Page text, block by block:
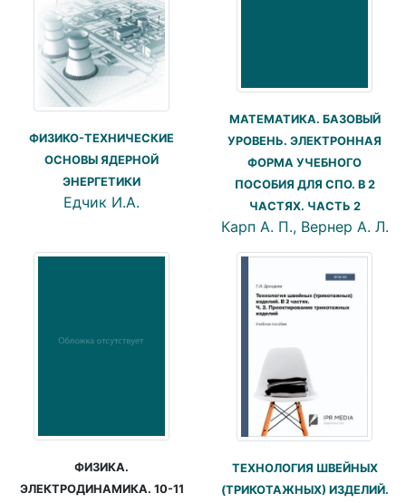
ФИЗИКО-ТЕХНИЧЕСКИЕ
ОСНОВЫ ЯДЕРНОЙ
ЭНЕРГЕТИКИ
Едчик И.А.
МАТЕМАТИКА. БАЗОВЫЙ
УРОВЕНЬ. ЭЛЕКТРОННАЯ
ФОРМА УЧЕБНОГО
ПОСОБИЯ ДЛЯ СПО. В 2
ЧАСТЯХ. ЧАСТЬ 2
Карп А. П., Вернер А. Л.
ФИЗИКА.
ЭЛЕКТРОДИНАМИКА. 10-11
ТЕХНОЛОГИЯ ШВЕЙНЫХ
(ТРИКОТАЖНЫХ) ИЗДЕЛИЙ.